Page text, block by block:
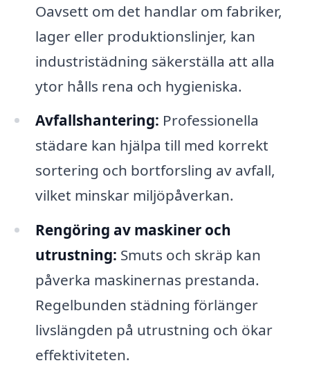
Oavsett om det handlar om fabriker,
lager eller produktionslinjer, kan
industristädning säkerställa att alla
ytor hålls rena och hygieniska.
Avfallshantering: Professionella
städare kan hjälpa till med korrekt
sortering och bortforsling av avfall,
vilket minskar miljöpåverkan.
Rengöring av maskiner och
utrustning: Smuts och skräp kan
påverka maskinernas prestanda.
Regelbunden städning förlänger
livslängden på utrustning och ökar
effektiviteten.